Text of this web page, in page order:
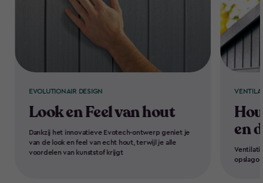
EVOLUTIONAIR DESIGN
Look en Feel van hout
Dankzij het innovatieve Evotech-ontwerp geniet je
van de look en feel van echt hout, terwijl je alle
voordelen van kunststof krijgt
en